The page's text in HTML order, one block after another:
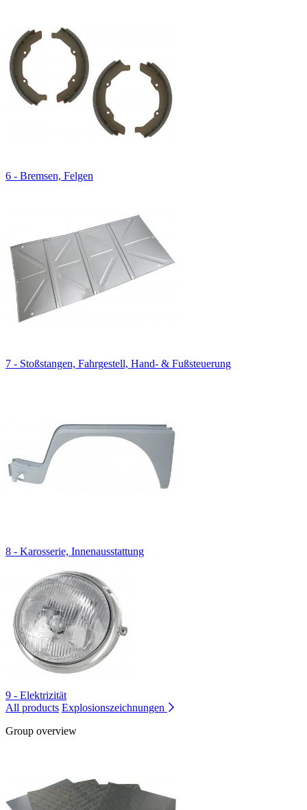
6 - Bremsen, Felgen
7 - Stoßstangen, Fahrgestell, Hand- & Fußsteuerung
8 - Karosserie, Innenausstattung
9 - Elektrizität
All products Explosionszeichnungen
Group overview